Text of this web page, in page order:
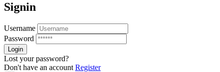
Signin
Username
Password
Lost your password?
Don't have an account Register